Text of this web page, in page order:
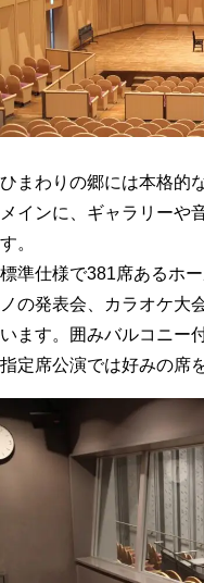
ひまわりの郷には本格的
メインに、ギャラリーや
す。
標準仕様で381席あるホ
ノの発表会、カラオケ大
います。囲みバルコニー
指定席公演では好みの席